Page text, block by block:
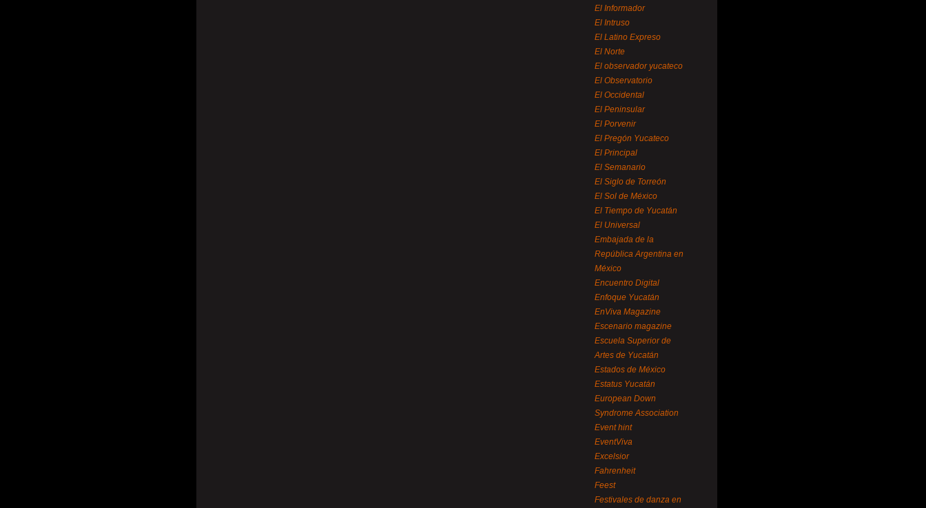
El Informador
El Intruso
El Latino Expreso
El Norte
El observador yucateco
El Observatorio
El Occidental
El Peninsular
El Porvenir
El Pregón Yucateco
El Principal
El Semanario
El Siglo de Torreón
El Sol de México
El Tiempo de Yucatán
El Universal
Embajada de la
República Argentina en
México
Encuentro Digital
Enfoque Yucatán
EnViva Magazine
Escenario magazine
Escuela Superior de
Artes de Yucatán
Estados de México
Estatus Yucatán
European Down
Syndrome Association
Event hint
EventViva
Excelsior
Fahrenheit
Feest
Festivales de danza en